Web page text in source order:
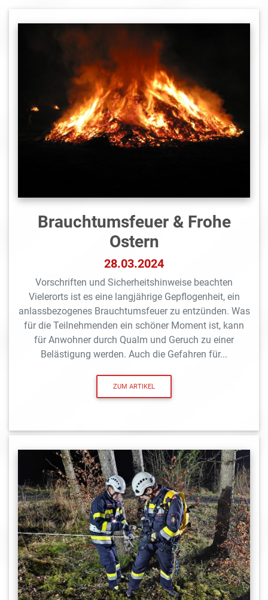
Brauchtumsfeuer & Frohe
Ostern
28.03.2024
Vorschriften und Sicherheitshinweise beachten
Vielerorts ist es eine langjährige Gepflogenheit, ein
anlassbezogenes Brauchtumsfeuer zu entzünden. Was
für die Teilnehmenden ein schöner Moment ist, kann
für Anwohner durch Qualm und Geruch zu einer
Belästigung werden. Auch die Gefahren für...
ZUM ARTIKEL